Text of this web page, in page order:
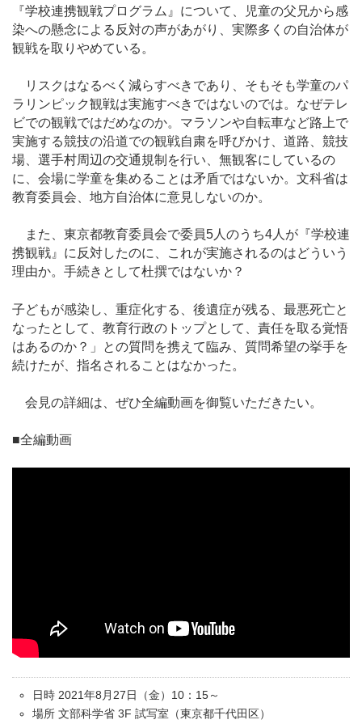
『学校連携観戦プログラム』について、児童の父兄から感
染への懸念による反対の声があがり、実際多くの自治体が
観戦を取りやめている。
リスクはなるべく減らすべきであり、そもそも学童のパ
ラリンピック観戦は実施すべきではないのでは。なぜテレ
ビでの観戦ではだめなのか。マラソンや自転車など路上で
実施する競技の沿道での観戦自粛を呼びかけ、道路、競技
場、選手村周辺の交通規制を行い、無観客にしているの
に、会場に学童を集めることは矛盾ではないか。文科省は
教育委員会、地方自治体に意見しないのか。
また、東京都教育委員会で委員5人のうち4人が『学校連
携観戦』に反対したのに、これが実施されるのはどういう
理由か。手続きとして杜撰ではないか？
子どもが感染し、重症化する、後遺症が残る、最悪死亡と
なったとして、教育行政のトップとして、責任を取る覚悟
はあるのか？」との質問を携えて臨み、質問希望の挙手を
続けたが、指名されることはなかった。
会見の詳細は、ぜひ全編動画を御覧いただきたい。
■全編動画
日時 2021年8月27日（金）10：15～
場所 文部科学省 3F 試写室（東京都千代田区）